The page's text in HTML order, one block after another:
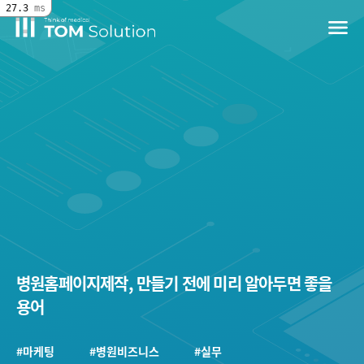
menu
병원홈페이지제작, 만들기 전에 미리 알아두면 좋을
용어
#마케팅 #병원비즈니스 #실무
27.3 ms